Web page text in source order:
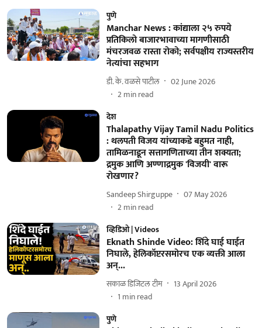
पुणे
Manchar News : कांद्याला २५ रुपये
प्रतिकिलो बाजारभावाच्या मागणीसाठी
मंचरजवळ रास्ता रोको; सर्वपक्षीय राज्यस्तरीय
नेत्यांचा सहभाग
डी. के. वळसे पाटील
02 June 2026
2min read
देश
Thalapathy Vijay Tamil Nadu Politics
: थलपती विजय यांच्याकडे बहुमत नाही,
तामिळनाडून सत्तागणिताच्या तीन शक्यता;
द्रमुक आणि अण्णाद्रमुक 'विजयी' वारू
रोखणार?
Sandeep Shirguppe
07 May 2026
2min read
व्हिडिओ | Videos
Eknath Shinde Video: शिंदे घाई घाईत
निघाले, हेलिकॉप्टरसमोरच एक व्यक्ती आला
अन्...
सकाळ डिजिटल टीम
13 April 2026
1 min read
पुणे